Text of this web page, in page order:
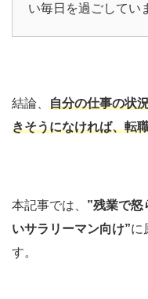
い毎日を過ごしてい
結論、 自分の仕事の状
きそうになければ、転
本記事では、 ”残業で怒
いサラリーマン向け”に
す。